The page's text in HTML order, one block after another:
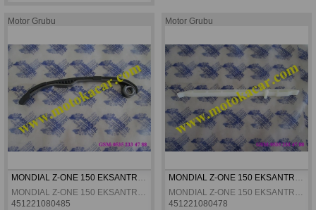
Motor Grubu
MONDIAL Z-ONE 150 EKSANTRIK ZINCIR GERGI ÜST ORJINAL
MONDIAL Z-ONE 150 EKSANTRIK ZINCIR GERGI ÜST ORJINAL
451221080485
Motor Grubu
MONDIAL Z-ONE 150 EKSANTRIK ZINCIR GERGI ALT ORJINAL
MONDIAL Z-ONE 150 EKSANTRIK ZINCIR GERGI ALT ORJINAL
451221080478